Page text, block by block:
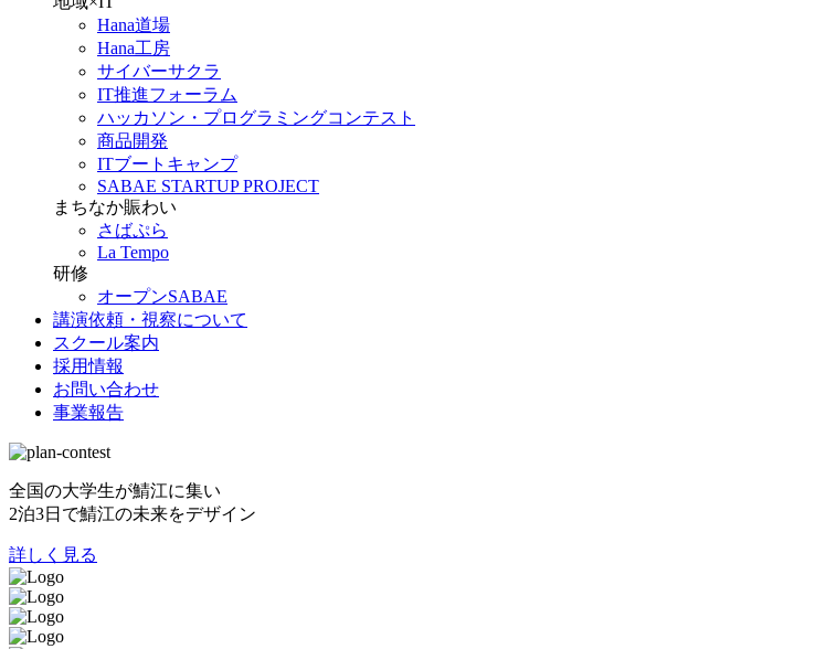
Hana道場
Hana工房
サイバーサクラ
IT推進フォーラム
ハッカソン・プログラミングコンテスト
商品開発
ITブートキャンプ
SABAE STARTUP PROJECT
まちなか賑わい
さばぷら
La Tempo
研修
オープンSABAE
講演依頼・視察について
スクール案内
採用情報
お問い合わせ
事業報告
全国の大学生が鯖江に集い
2泊3日で鯖江の未来をデザイン
詳しく見る